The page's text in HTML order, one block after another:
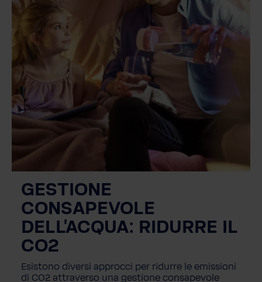
GESTIONE
CONSAPEVOLE
DELL'ACQUA: RIDURRE IL
CO2
Esistono diversi approcci per ridurre le emissioni
di CO2 attraverso una gestione consapevole